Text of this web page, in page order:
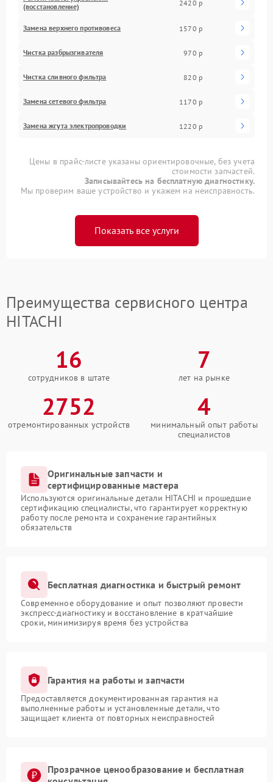
(восстановление)
2420 р
Замена верхнего противовеса 1570 р
Чистка разбрызгивателя 970 р
Чистка сливного фильтра 820 р
Замена сетевого фильтра 1170 р
Замена жгута электропроводки 1220 р
Цены в прайс-листе указаны ориентировочные, без учета
стоимости запчастей.
Записывайтесь на бесплатную диагностику.
Мы проверим ваше устройство и укажем на неисправность.
Показать все услуги
Преимущества сервисного центра
HITACHI
16
сотрудников в штате
7
лет на рынке
2752
отремонтированных устройств
4
минимальный опыт работы
специалистов
Оригинальные запчасти и
сертифицированные мастера
Используются оригинальные детали HITACHI и прошедшие
сертификацию специалисты, что гарантирует корректную
работу после ремонта и сохранение гарантийных
обязательств
Бесплатная диагностика и быстрый ремонт
Современное оборудование и опыт позволяют провести
экспресс-диагностику и восстановление в кратчайшие
сроки, минимизируя время без устройства
Гарантия на работы и запчасти
Предоставляется документированная гарантия на
выполненные работы и установленные детали, что
защищает клиента от повторных неисправностей
Прозрачное ценообразование и бесплатная